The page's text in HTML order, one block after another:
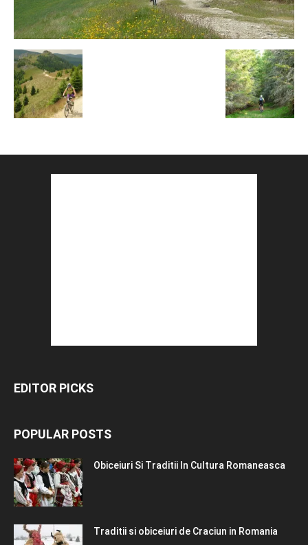
EDITOR PICKS
POPULAR POSTS
Obiceiuri Si Traditii In Cultura Romaneasca
Traditii si obiceiuri de Craciun in Romania